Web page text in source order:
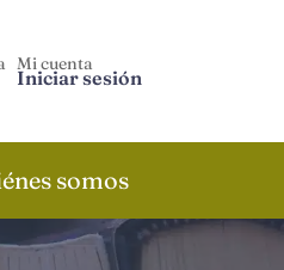
Mi cuenta
Iniciar sesión
somos